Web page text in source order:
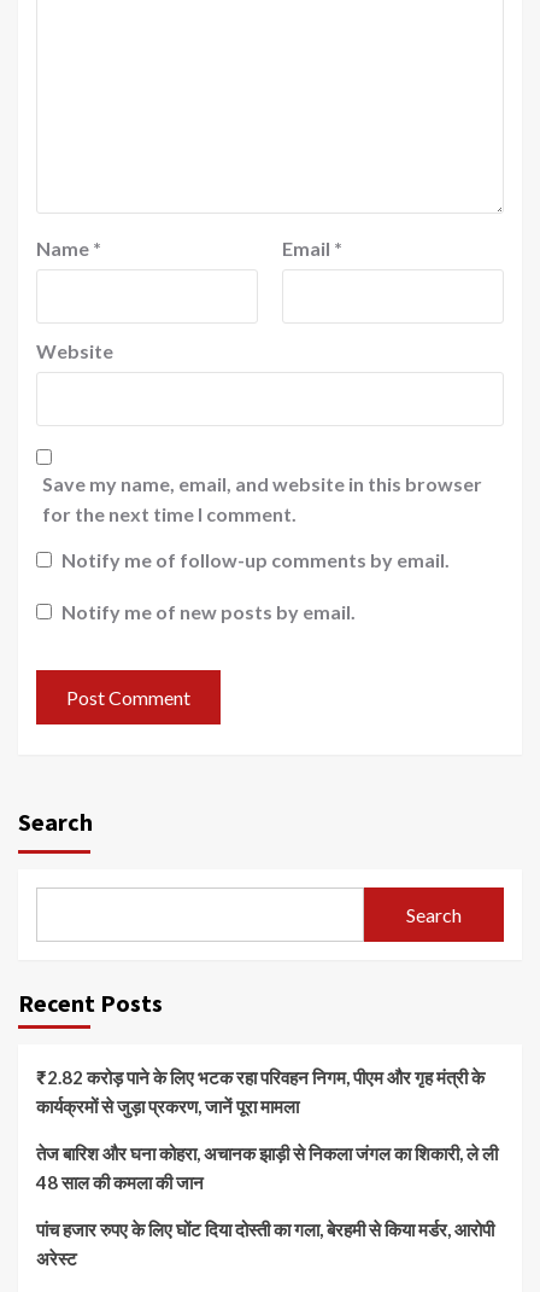
Name * Email *
Website
Save my name, email, and website in this browser
for the next time I comment.
Notify me of follow-up comments by email.
Notify me of new posts by email.
Search
Search
Recent Posts
₹2.82 करोड़ पाने के लिए भटक रहा परिवहन निगम, पीएम और गृह मंत्री के
कार्यक्रमों से जुड़ा प्रकरण, जानें पूरा मामला
तेज बारिश और घना कोहरा, अचानक झाड़ी से निकला जंगल का शिकारी, ले ली
48 साल की कमला की जान
पांच हजार रुपए के लिए घोंट दिया दोस्ती का गला, बेरहमी से किया मर्डर, आरोपी
अरेस्ट